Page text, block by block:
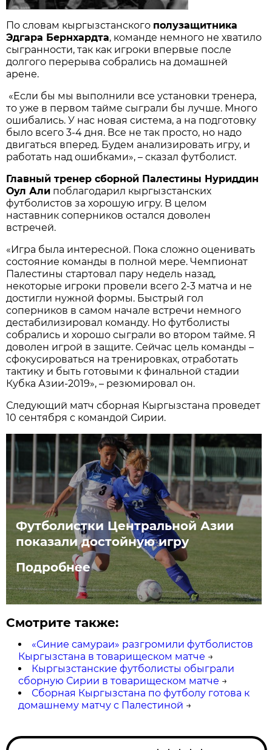
По словам кыргызстанского полузащитника
Эдгара Бернхардта, команде немного не хватило
сыгранности, так как игроки впервые после
долгого перерыва собрались на домашней
арене.
«Если бы мы выполнили все установки тренера,
то уже в первом тайме сыграли бы лучше. Много
ошибались. У нас новая система, а на подготовку
было всего 3-4 дня. Все не так просто, но надо
двигаться вперед. Будем анализировать игру, и
работать над ошибками», – сказал футболист.
Главный тренер сборной Палестины Нуриддин
Оул Али поблагодарил кыргызстанских
футболистов за хорошую игру. В целом
наставник соперников остался доволен
встречей.
«Игра была интересной. Пока сложно оценивать
состояние команды в полной мере. Чемпионат
Палестины стартовал пару недель назад,
некоторые игроки провели всего 2-3 матча и не
достигли нужной формы. Быстрый гол
соперников в самом начале встречи немного
дестабилизировал команду. Но футболисты
собрались и хорошо сыграли во втором тайме. Я
доволен игрой в защите. Сейчас цель команды –
сфокусироваться на тренировках, отработать
тактику и быть готовыми к финальной стадии
Кубка Азии-2019», – резюмировал он.
Следующий матч сборная Кыргызстана проведет
10 сентября с командой Сирии.
Футболистки Центральной Азии
показали достойную игру
Подробнее
Смотрите также:
«Синие самураи» разгромили футболистов
Кыргызстана в товарищеском матче →
Кыргызстанские футболисты обыграли
сборную Сирии в товарищеском матче →
Сборная Кыргызстана по футболу готова к
домашнему матчу с Палестиной →